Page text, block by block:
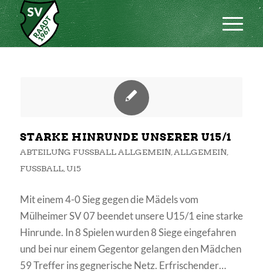
STARKE HINRUNDE UNSERER U15/1
ABTEILUNG FUSSBALL ALLGEMEIN , ALLGEMEIN,
FUSSBALL , U15
Mit einem 4-0 Sieg gegen die Mädels vom
Mülheimer SV 07 beendet unsere U15/1 eine starke
Hinrunde. In 8 Spielen wurden 8 Siege eingefahren
und bei nur einem Gegentor gelangen den Mädchen
59 Treffer ins gegnerische Netz. Erfrischender…